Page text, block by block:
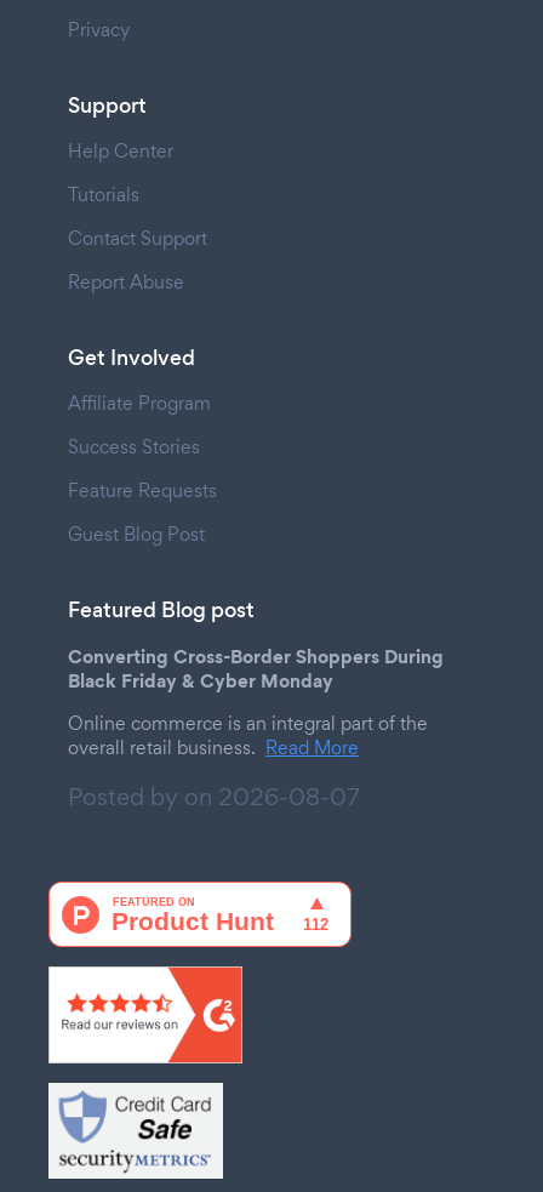
Privacy
Support
Help Center
Tutorials
Contact Support
Report Abuse
Get Involved
Affiliate Program
Success Stories
Feature Requests
Guest Blog Post
Featured Blog post
Converting Cross-Border Shoppers During
Black Friday & Cyber Monday
Online commerce is an integral part of the
overall retail business. Read More
Posted by on 2026-08-07